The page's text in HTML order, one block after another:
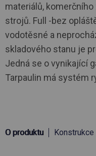
materiálů,
strojů. Full -bez
vodotěsné a
skladového stanu je
Jedná se o vynikající
Tarpaulin má systém
O produktu Konstrukce